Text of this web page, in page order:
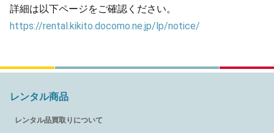
詳細は以下ページをご確認ください。
https://rental.kikito.docomo.ne.jp/lp/notice/
レンタル商品
レンタル品買取りについて